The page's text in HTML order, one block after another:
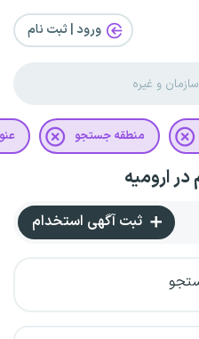
ورود | ثبت‌ نام
منطقه جستجو
در ارومیه
ثبت آگهی استخدام